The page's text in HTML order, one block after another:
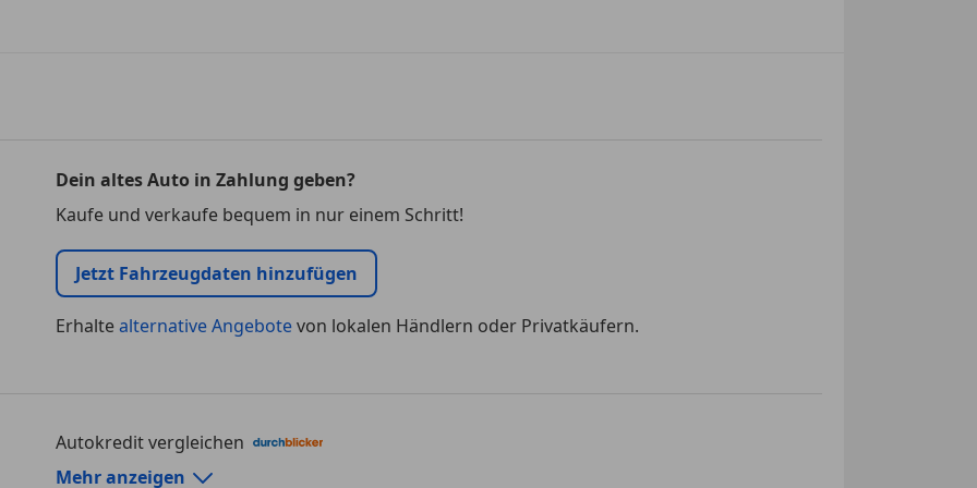
Dein altes Auto in Zahlung geben?
Kaufe und verkaufe bequem in nur einem Schritt!
Jetzt Fahrzeugdaten hinzufügen
Erhaltealternative Angebotevon lokalen Händlern oder Privatkäufern.
Autokredit vergleichen
Autokredit-Rechner von durchblicker.at
Mehr anzeigen